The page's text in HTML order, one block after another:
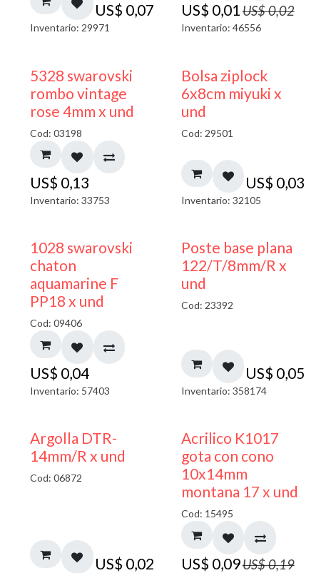
US$ 0,07
Inventario: 29971
US$ 0,01US$0,02
Inventario: 46556
5328 swarovski
rombo vintage
rose 4mm x und
Cod: 03198
US$ 0,13
Inventario: 33753
¡NUEVO!
Bolsa ziplock
6x8cm miyuki x
und
Cod: 29501
US$ 0,03
Inventario: 32105
1028 swarovski
chaton
aquamarine F
PP18 x und
Cod: 09406
US$ 0,04
Inventario: 57403
Poste base plana
122/T/8mm/R x
und
Cod: 23392
US$ 0,05
Inventario: 358174
Argolla DTR-
14mm/R x und
Cod: 06872
US$ 0,02
50% DESCUENTO
Acrilico K1017
gota con cono
10x14mm
montana 17 x und
Cod: 15495
US$ 0,09US$0,19